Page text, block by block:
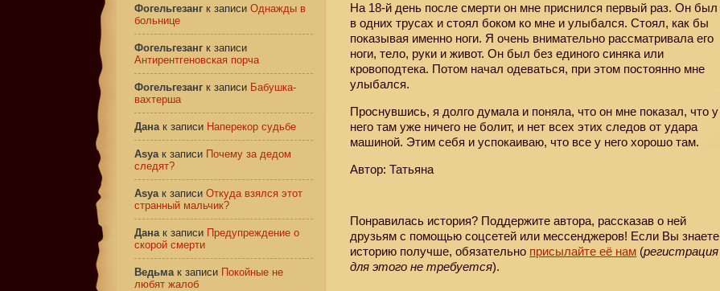
На 18-й день после смерти он мне приснился первый раз. Он был
в одних трусах и стоял боком ко мне и улыбался. Стоял, как бы
показывая именно ноги. Я очень внимательно рассматривала его
ноги, тело, руки и живот. Он был без единого синяка или
кровоподтека. Потом начал одеваться, при этом постоянно мне
улыбался.
Проснувшись, я долго думала и поняла, что он мне показал, что у
него там уже ничего не болит, и нет всех этих следов от удара
машиной. Этим себя и успокаиваю, что все у него хорошо там.
Автор: Татьяна
Понравилась история? Поддержите автора, рассказав о ней
друзьям с помощью соцсетей или мессенджеров! Если Вы знаете
историю получше, обязательно присылайте её нам (регистрация
для этого не требуется).
Фогельгезанг к записи Однажды в
больнице
Фогельгезанг к записи
Антирентгеновская порча
Фогельгезанг к записи Бабушка-
вахтерша
Данак записи Наперекор судьбе
Asyaк записи Почему за дедом
следят?
Asyaк записи Откуда взялся этот
странный мальчик?
Данак записи Предупреждение о
скорой смерти
Ведьмак записи Покойные не
любят жалоб